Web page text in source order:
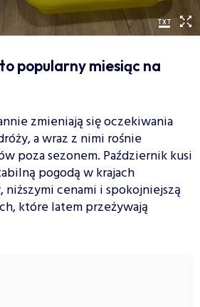
popularny miesiąc na
zmieniają się oczekiwania
a wraz z nimi rośnie
poza sezonem. Październik kusi
pogodą w krajach
niższymi cenami i spokojniejszą
które latem przeżywają